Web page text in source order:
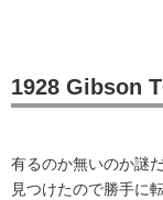
1928 Gibson
有るのか無いのか謎
見つけたので勝手に転